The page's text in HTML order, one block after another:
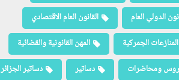
الدولي العام
القانون العام الاقتصادي
المنازعات الجمركية
المهن القانونية والقضائية
ومحاضرات دساتير
دساتير الجزائر